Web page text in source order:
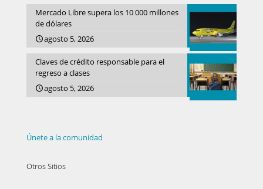
Mercado Libre supera los 10 000 millones
de dólares
agosto 5, 2026
Claves de crédito responsable para el
regreso a clases
agosto 5, 2026
Únete a la comunidad
Otros Sitios